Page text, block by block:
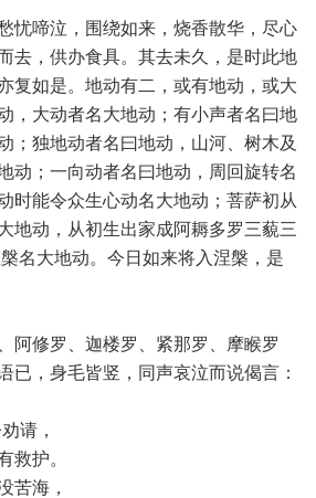
忧啼泣，围绕如来，烧香散华，尽心
去，供办食具。其去未久，是时此地
复如是。地动有二，或有地动，或大
，大动者名大地动；有小声者名曰地
；独地动者名曰地动，山河、树木及
动；一向动者名曰地动，周回旋转名
时能令众生心动名大地动；菩萨初从
地动，从初生出家成阿耨多罗三藐三
名大地动。今日如来将入涅槃，是
阿修罗、迦楼罗、紧那罗、摩睺罗
已，身毛皆竖，同声哀泣而说偈言：
请，
救护。
苦海，